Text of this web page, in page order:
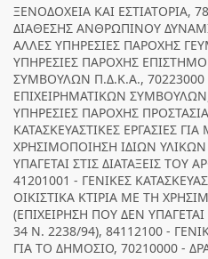
ΞΕΝΟΔΟΧΕΙΑ ΚΑΙ ΕΣΤΙΑΤΟΡΙΑ,
ΔΙΑΘΕΣΗΣ ΑΝΘΡΩΠΙΝΟΥ
ΑΛΛΕΣ ΥΠΗΡΕΣΙΕΣ ΠΑΡΟΧΗΣ
ΥΠΗΡΕΣΙΕΣ ΠΑΡΟΧΗΣ
ΣΥΜΒΟΥΛΩΝ Π.Δ.Κ.Α.,
ΕΠΙΧΕΙΡΗΜΑΤΙΚΩΝ
ΥΠΗΡΕΣΙΕΣ ΠΑΡΟΧΗΣ
ΚΑΤΑΣΚΕΥΑΣΤΙΚΕΣ ΕΡΓΑΣΙΕΣ
ΧΡΗΣΙΜΟΠΟΙΗΣΗ ΙΔΙΩΝ
ΥΠΑΓΕΤΑΙ ΣΤΙΣ ΔΙΑΤΑΞΕΙΣ ΤΟΥ
41201001 - ΓΕΝΙΚΕΣ
ΟΙΚΙΣΤΙΚΑ ΚΤΙΡΙΑ ΜΕ ΤΗ
(ΕΠΙΧΕΙΡΗΣΗ ΠΟΥ ΔΕΝ
34 Ν. 2238/94), 84112100 -
ΓΙΑ ΤΟ ΔΗΜΟΣΙΟ, 70210000 -